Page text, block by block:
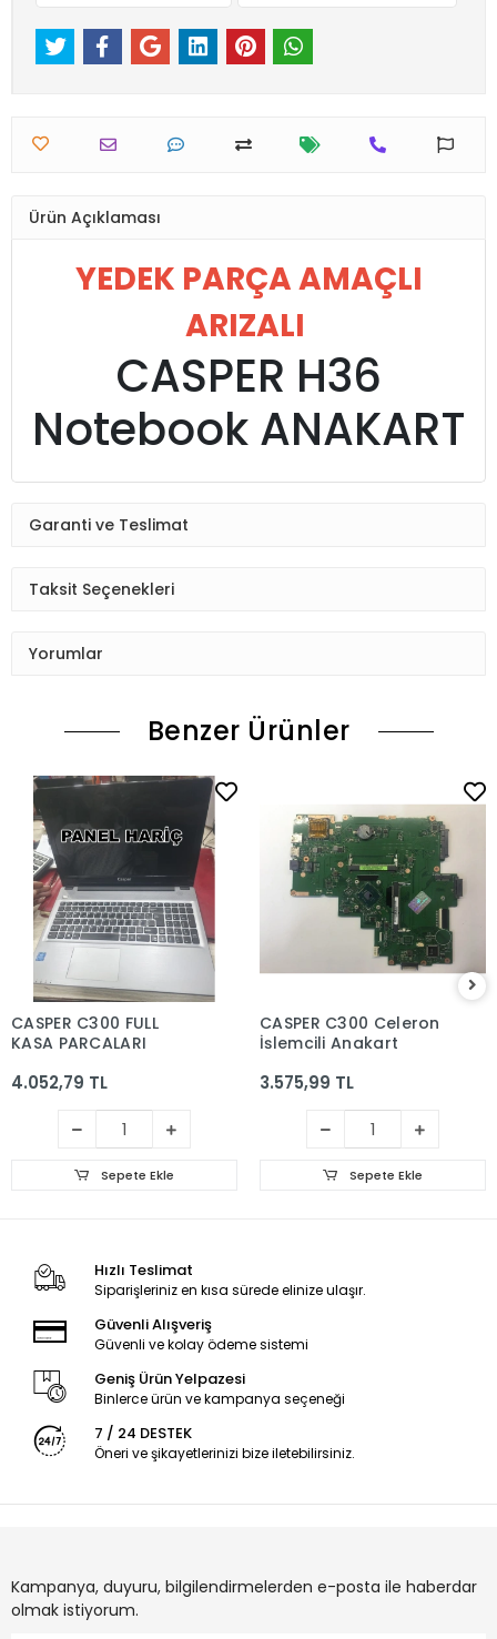
Ürün Açıklaması
YEDEK PARÇA AMAÇLI
ARIZALI
CASPER H36
Notebook ANAKART
Garanti ve Teslimat
Taksit Seçenekleri
Yorumlar
Benzer Ürünler
CASPER C300 FULL
KASA PARCALARI
4.052,79 TL
Sepete Ekle
CASPER C300 Celeron
İşlemcili Anakart
3.575,99 TL
Sepete Ekle
Hızlı Teslimat
Siparişleriniz en kısa sürede elinize ulaşır.
Güvenli Alışveriş
Güvenli ve kolay ödeme sistemi
Geniş Ürün Yelpazesi
Binlerce ürün ve kampanya seçeneği
7 / 24 DESTEK
Öneri ve şikayetlerinizi bize iletebilirsiniz.
Kampanya, duyuru, bilgilendirmelerden e-posta ile haberdar
olmak istiyorum.